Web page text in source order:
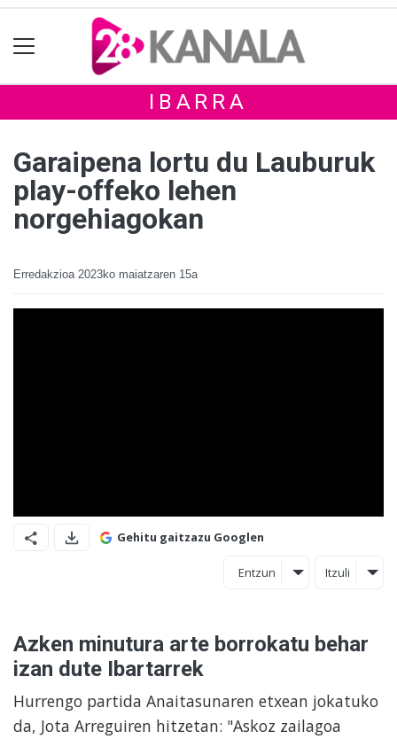
IBARRA
Garaipena lortu du Lauburuk
play-offeko lehen
norgehiagokan
Erredakzioa 2023ko maiatzaren 15a
Gehitu gaitzazu Googlen
Entzun Itzuli
Azken minutura arte borrokatu behar
izan dute Ibartarrek
Hurrengo partida Anaitasunaren etxean jokatuko
da, Jota Arreguiren hitzetan: "Askoz zailagoa